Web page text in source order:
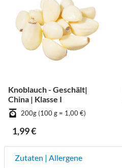
Knoblauch - Geschält|
China | Klasse I
200g (100 g = 1,00 €)
1,99 €
Zutaten | Allergene